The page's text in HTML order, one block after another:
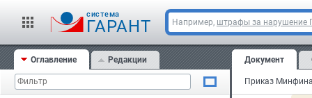
cистема
ГАРАНТ Например, штрафы за нарушение
Оглавление Редакции Документ